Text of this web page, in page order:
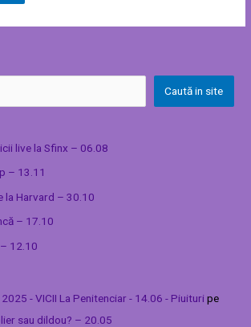
Caută in site
live la Sfinx – 06.08
– 13.11
la Harvard – 30.10
– 17.10
12.10
- VICII La Penitenciar - 14.06 - Piuituripe
sau dildou? – 20.05